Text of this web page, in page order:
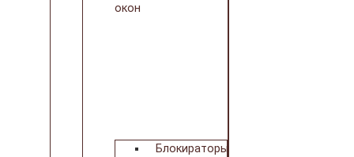
окон
Блокираторы